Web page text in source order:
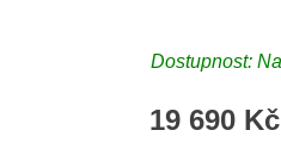
Dostupnost:
19 690 Kč